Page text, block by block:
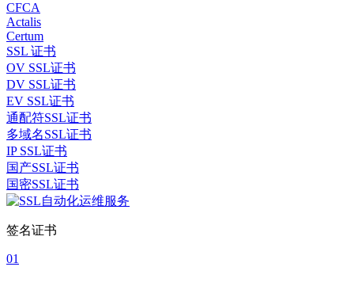
CFCA
Actalis
Certum
SSL 证书
OV SSL证书
DV SSL证书
EV SSL证书
通配符SSL证书
多域名SSL证书
IP SSL证书
国产SSL证书
国密SSL证书
签名证书
01